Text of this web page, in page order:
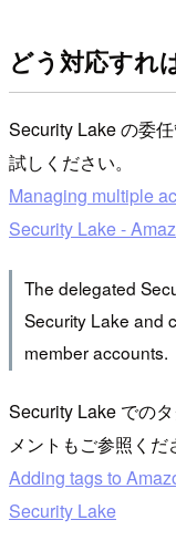
どう対応すれ
Security Lake の委
試しください。
Managing multiple
Security Lake -
The delegated
Security Lake and
member accounts.
Security Lake での
メントもご参照くだ
Adding tags to
Security Lake